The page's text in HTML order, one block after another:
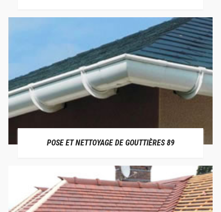
POSE ET NETTOYAGE DE GOUTTIÈRES 89